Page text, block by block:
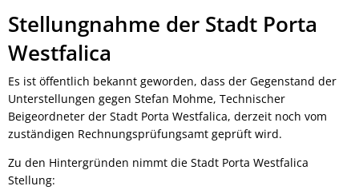
Stellungnahme der Stadt Porta
Westfalica
Es ist öffentlich bekannt geworden, dass der Gegenstand der
Unterstellungen gegen Stefan Mohme, Technischer
Beigeordneter der Stadt Porta Westfalica, derzeit noch vom
zuständigen Rechnungsprüfungsamt geprüft wird.
Zu den Hintergründen nimmt die Stadt Porta Westfalica
Stellung: